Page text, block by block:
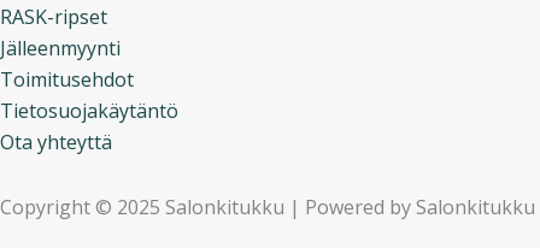
RASK-ripset
Jälleenmyynti
Toimitusehdot
Tietosuojakäytäntö
Ota yhteyttä
Copyright © 2025 Salonkitukku | Powered by Salonkitukku